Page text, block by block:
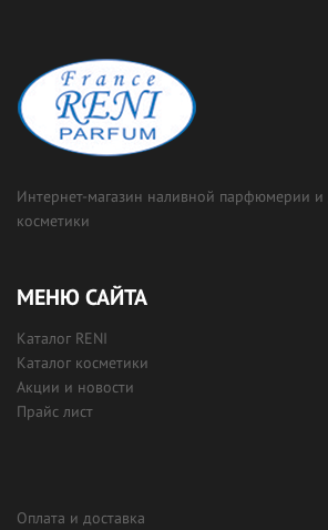
Интернет-магазин наливной парфюмерии и
косметики
МЕНЮ САЙТА
Каталог RENI
Каталог косметики
Акции и новости
Прайс лист
Оплата и доставка